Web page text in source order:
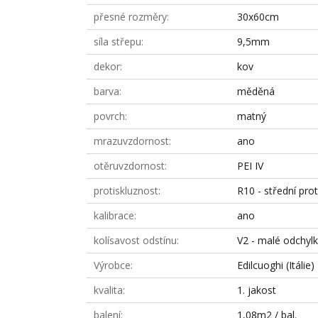
přesné rozměry
30x60cm
síla střepu
9,5mm
dekor
kov
barva
měděná
povrch
matný
mrazuvzdornost
ano
otěruvzdornost
PEI IV
protiskluznost
R10 - střední
kalibrace
ano
kolísavost odstínu
V2 - malé
Výrobce
Edilcuoghi (Itálie)
kvalita
1. jakost
balení
1,08m2 / bal.